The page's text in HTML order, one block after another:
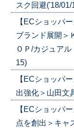
スク回避('18/01/
【ECショッパ
ブランド展開
ＯＰ/カジュア
15)
【ECショッパ
出強化＞山田文
【ECショッパ
点を創出＞キャ